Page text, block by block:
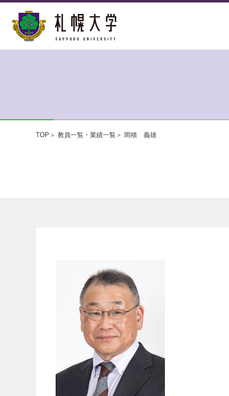
TOP 教員一覧・業績一覧 岡積 義雄